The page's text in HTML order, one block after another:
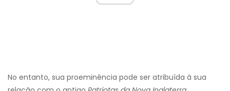
No entanto, sua proeminência pode ser atribuída à sua